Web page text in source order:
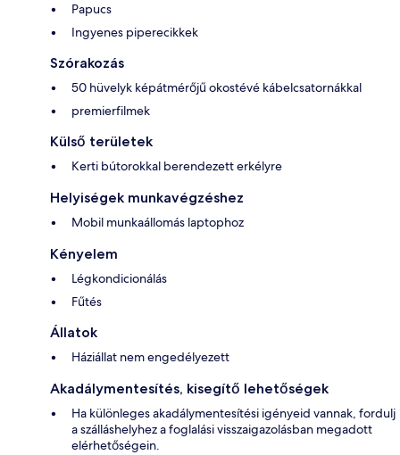
Papucs
Ingyenes piperecikkek
Szórakozás
50 hüvelyk képátmérőjű okostévé kábelcsatornákkal
premierfilmek
Külső területek
Kerti bútorokkal berendezett erkélyre
Helyiségek munkavégzéshez
Mobil munkaállomás laptophoz
Kényelem
Légkondicionálás
Fűtés
Állatok
Háziállat nem engedélyezett
Akadálymentesítés, kisegítő lehetőségek
Ha különleges akadálymentesítési igényeid vannak, fordulj
a szálláshelyhez a foglalási visszaigazolásban megadott
elérhetőségein.